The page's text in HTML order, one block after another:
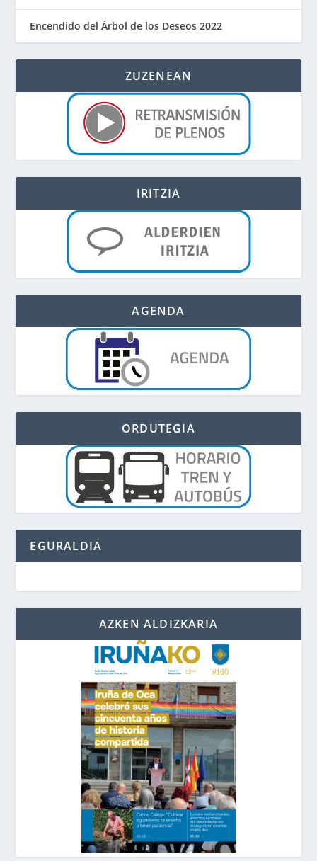
Encendido del Árbol de los Deseos 2022
ZUZENEAN
IRITZIA
AGENDA
ORDUTEGIA
EGURALDIA
AZKEN ALDIZKARIA